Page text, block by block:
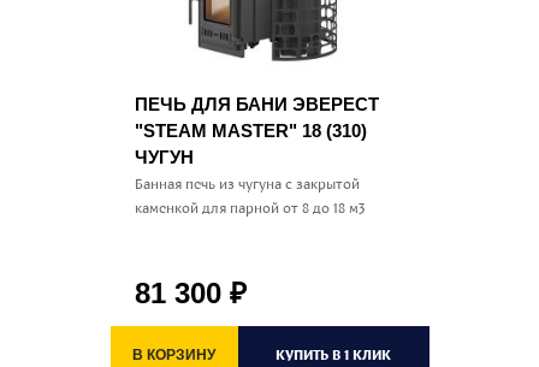
ПЕЧЬ ДЛЯ БАНИ ЭВЕРЕСТ
"STEAM MASTER" 18 (310)
ЧУГУН
Банная печь из чугуна с закрытой
каменкой для парной от 8 до 18 м3
81 300 ₽
В КОРЗИНУ КУПИТЬ В 1 КЛИК